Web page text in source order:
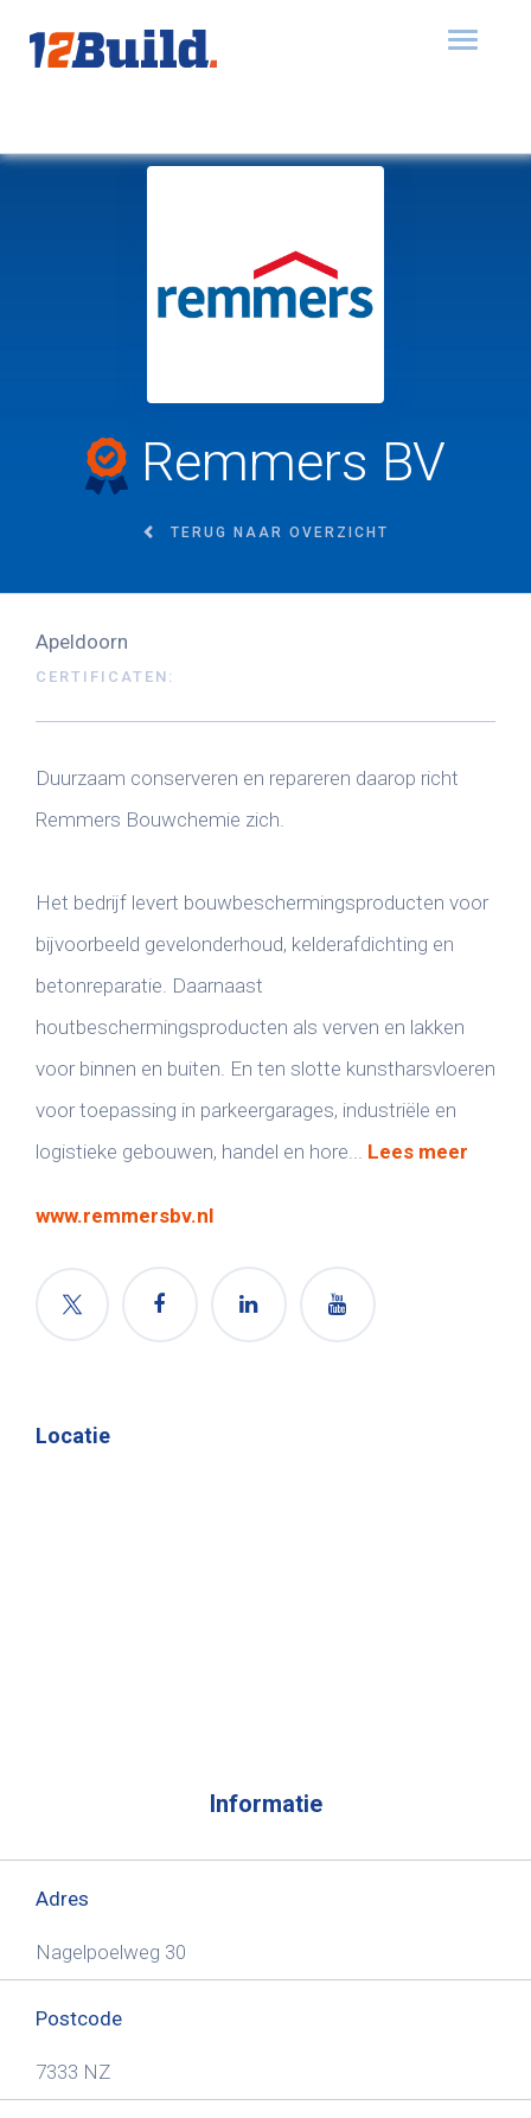
Toggle
TERUG NAAR OVERZICHT
Remmers BV
Apeldoorn
CERTIFICATEN:
Duurzaam conserveren en repareren daarop richt
Remmers Bouwchemie zich.
Het bedrijf levert bouwbeschermingsproducten voor
bijvoorbeeld gevelonderhoud, kelderafdichting en
betonreparatie. Daarnaast
houtbeschermingsproducten als verven en lakken
voor binnen en buiten. En ten slotte kunstharsvloeren
voor toepassing in parkeergarages, industriële en
logistieke gebouwen, handel en hore... Lees meer
www.remmersbv.nl
Locatie
Informatie
Adres
Nagelpoelweg 30
Postcode
7333 NZ